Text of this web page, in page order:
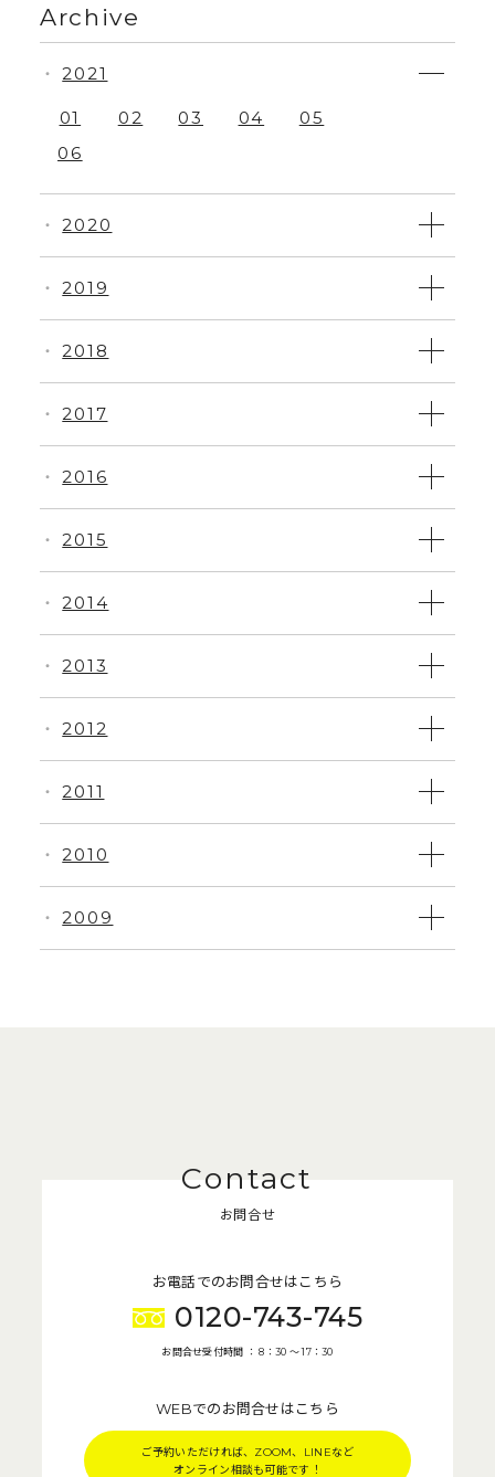
Archive
・ 2009
・ 2010
・ 2011
・ 2012
・ 2013
・ 2014
・ 2015
・ 2016
・ 2017
・ 2018
・ 2019
・ 2020
・ 2021
01 02 03 04
05
06
お問合せ
お電話でのお問合せはこちら
0120-743-745
お問合せ受付時間 ： 8：30 〜 17：30
WEBでのお問合せはこちら
ご予約いただければ、ZOOM、LINEなど
オンライン相談も可能です！